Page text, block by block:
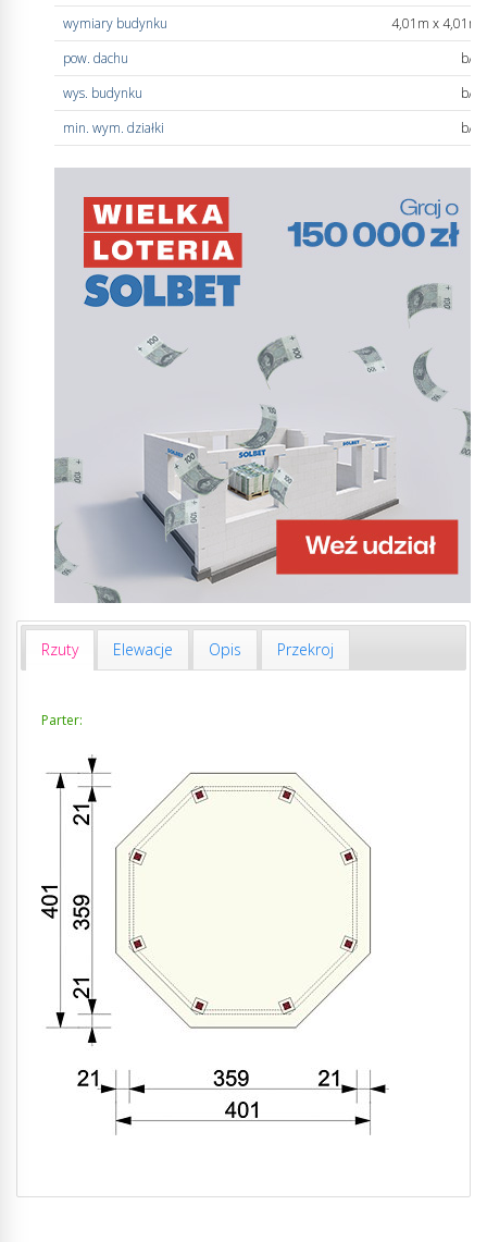
wymiary budynku
4,01m x 4,01m
pow. dachu
b/d
wys. budynku
b/d
min. wym. działki
b/d
Rzuty Elewacje Opis Przekroj
Parter: